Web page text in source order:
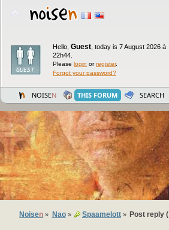
Hello, Guest today is 7 August 2026 à
22h44.
Please login orregister.
Forgot your password?
NOISEN THIS FORUM SEARCH
Noisen » Nao» Spaamelott» Post reply (